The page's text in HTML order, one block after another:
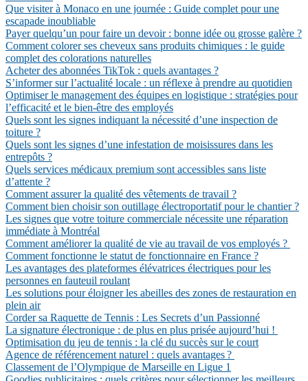
Que visiter à Monaco en une journée : Guide complet pour une
escapade inoubliable
Payer quelqu’un pour faire un devoir : bonne idée ou grosse galère ?
Comment colorer ses cheveux sans produits chimiques : le guide
complet des colorations naturelles
Acheter des abonnées TikTok : quels avantages ?
S’informer sur l’actualité locale : un réflexe à prendre au quotidien
Optimiser le management des équipes en logistique : stratégies pour
l’efficacité et le bien-être des employés
Quels sont les signes indiquant la nécessité d’une inspection de
toiture ?
Quels sont les signes d’une infestation de moisissures dans les
entrepôts ?
Quels services médicaux premium sont accessibles sans liste
d’attente ?
Comment assurer la qualité des vêtements de travail ?
Comment bien choisir son outillage électroportatif pour le chantier ?
Les signes que votre toiture commerciale nécessite une réparation
immédiate à Montréal
Comment améliorer la qualité de vie au travail de vos employés ?
Comment fonctionne le statut de fonctionnaire en France ?
Les avantages des plateformes élévatrices électriques pour les
personnes en fauteuil roulant
Les solutions pour éloigner les abeilles des zones de restauration en
plein air
Corder sa Raquette de Tennis : Les Secrets d’un Passionné
La signature électronique : de plus en plus prisée aujourd’hui !
Optimisation du jeu de tennis : la clé du succès sur le court
Agence de référencement naturel : quels avantages ?
Classement de l’Olympique de Marseille en Ligue 1